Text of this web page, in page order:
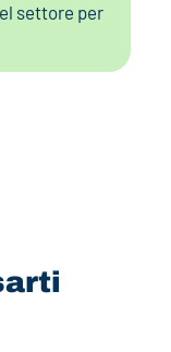
settore per